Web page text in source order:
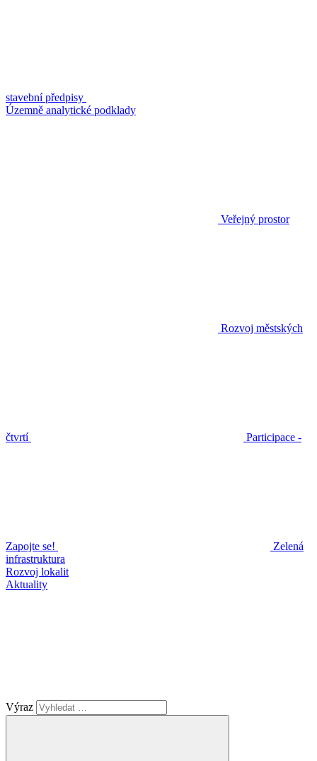
stavební předpisy
Územně analytické podklady
Veřejný prostor
Rozvoj městských
čtvrtí Participace -
Zapojte se!
Zelená
infrastruktura
Rozvoj lokalit
Aktuality
Výraz